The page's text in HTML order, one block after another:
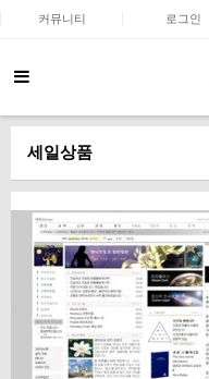
커뮤니티 로그인
세일상품